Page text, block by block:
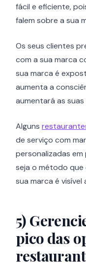
fácil e eficiente,
falem sobre a sua
Os seus clientes
com a sua marca
sua marca é
aumenta a
aumentará as suas
Alguns
de serviço com
personalizadas em
seja o método
sua marca é visível
5)
pico das